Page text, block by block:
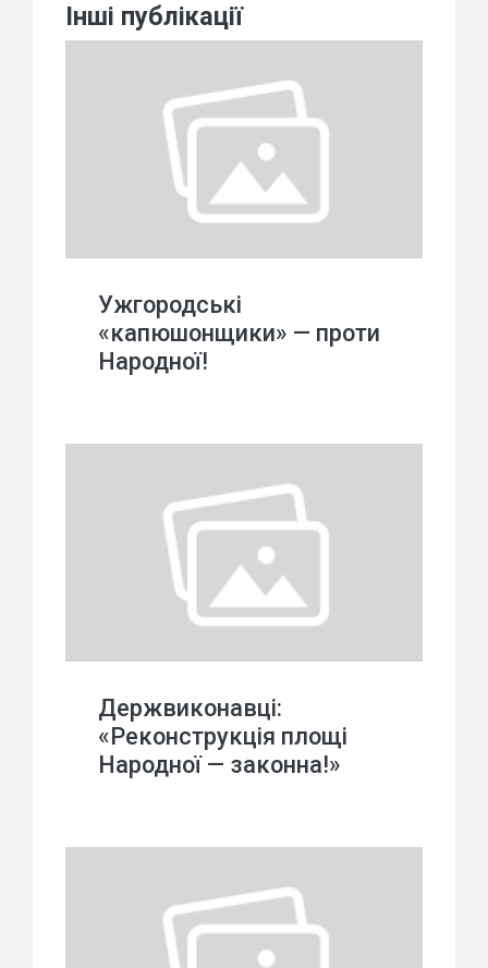
Інші публікації
Ужгородські
«капюшонщики» — проти
Народної!
Держвиконавці:
«Реконструкція площі
Народної — законна!»